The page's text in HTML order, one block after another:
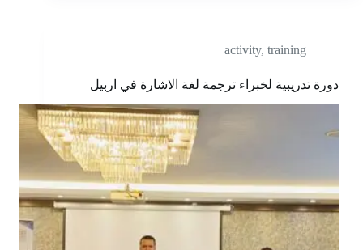
activity, training
دورة تدريبية لخبراء ترجمة لغة الاشارة في اربيل